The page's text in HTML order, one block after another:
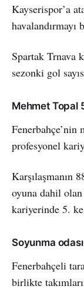
Kayserispor’a
havalandırmayı
Spartak Trnava
sezonki gol
Mehmet Topal
profesyonel
Karşılaşmanın
oyuna dahil
kariyerinde 5.
Soyunma
Fenerbahçeli
birlikte